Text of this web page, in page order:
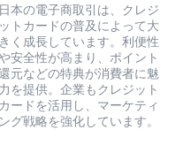
日本の電子商取引は、クレジ
ットカードの普及によって大
きく成長しています。利便性
安全性が高まり、ポイント
還元などの特典が消費者に魅
力を提供。企業もクレジット
カードを活用し、マーケティ
ング戦略を強化しています。